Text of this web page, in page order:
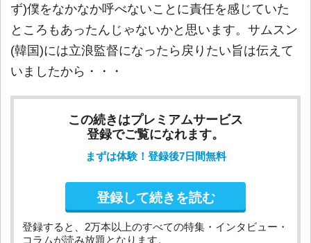
ず)僕をなかなか呼べないことに責任を感じていた
ところもあったんじゃないかと思います。サムスン
(韓国)には立浪監督になったら戻りたい旨は伝えて
いましたから・・・
この続きはプレミアムサービス
登録でご覧になれます。
まずは体験！登録後7日間無料
登録して続きを読む
登録すると、2万本以上のすべての特集・インタビュー・
コラムが読み放題となります。